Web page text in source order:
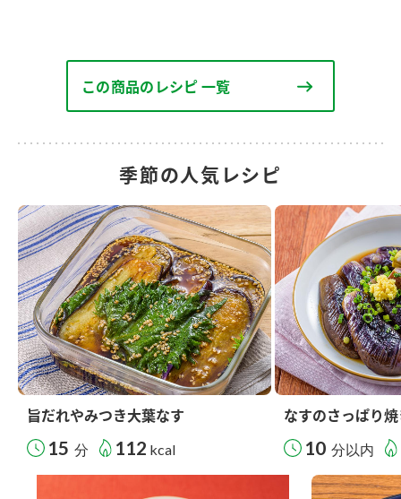
この商品のレシピ 一覧
季節の人気レシピ
旨だれやみつき大葉なす
15 分 112 kcal
なすのさっぱり
10 分以内